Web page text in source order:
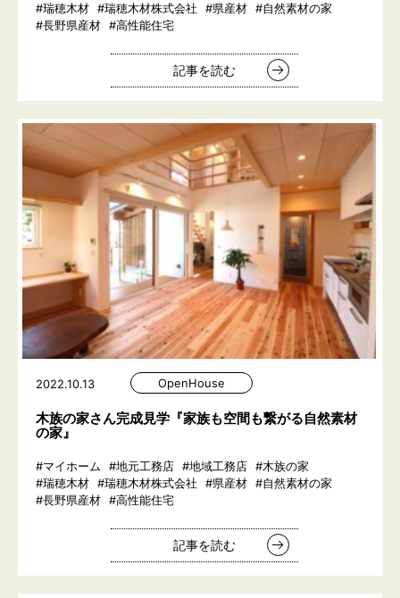
#瑞穂木材 #瑞穂木材株式会社 #県産材 #自然素材の家
#長野県産材 #高性能住宅
記事を読む
2022.10.13 OpenHouse
木族の家さん完成見学『家族も空間も繋がる自然素材
の家』
#マイホーム #地元工務店 #地域工務店 #木族の家
#瑞穂木材 #瑞穂木材株式会社 #県産材 #自然素材の家
#長野県産材 #高性能住宅
記事を読む